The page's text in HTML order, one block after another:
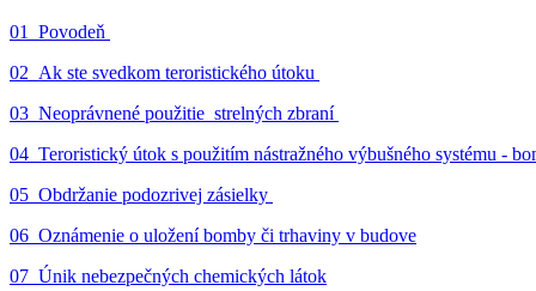
01_Povodeň
02_Ak ste svedkom teroristického útoku
03_Neoprávnené použitie strelných zbraní
04_Teroristický útok s použitím nástražného výbušného systému -
05_Obdržanie podozrivej zásielky
06_Oznámenie o uložení bomby či trhaviny v budove
07_Únik nebezpečných chemických látok